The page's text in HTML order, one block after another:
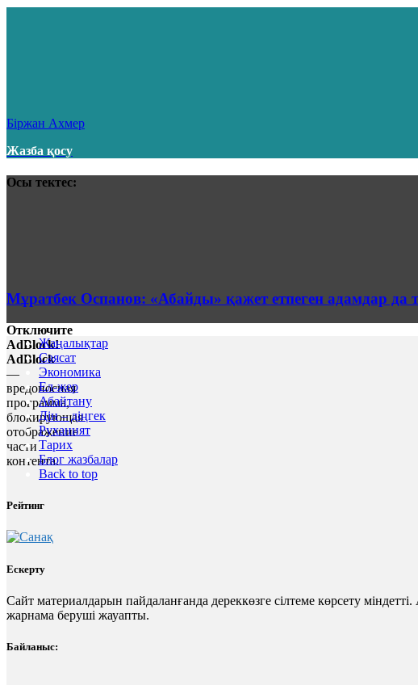
Бiржан Ахмер
Жазба қосу
Осы тектес:
Мұратбек Оспанов: «Абайды» қажет етпеген адамдар да
Отключите
AdBlock!
AdBlock
—
вредоносная
программа,
блокирующая
отображение
части
контента.
Жаңалықтар
Саясат
Экономика
Ел-жер
Абайтану
Дін – діңгек
Руханият
Тарих
Блог жазбалар
Back to top
Рейтинг
Ескерту
Сайт материалдарын пайдаланғанда дереккөзге сілтеме көрсету
жарнама беруші жауапты.
Байланыс: